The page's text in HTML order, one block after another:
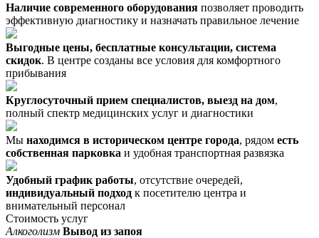
Наличие современного оборудования позволяет проводить
эффективную диагностику и назначать правильное лечение
Выгодные цены, бесплатные консультации, система
скидок. В центре созданы все условия для комфортного
прибывания
Круглосуточный прием специалистов, выезд на дом,
полный спектр медицинских услуг и диагностики
Мы находимся в историческом центре города, рядом есть
собственная парковка и удобная транспортная развязка
Удобный график работы, отсутствие очередей,
индивидуальный подход к посетителю центра и
внимательный персонал
Стоимость услуг
Алкоголизм Вывод из запоя